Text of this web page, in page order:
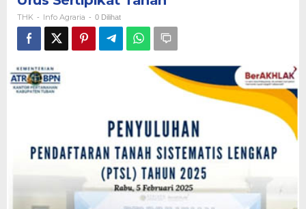
Urus
Sertipikat
Tanah
THK - Info Agraria - 0 Dilihat